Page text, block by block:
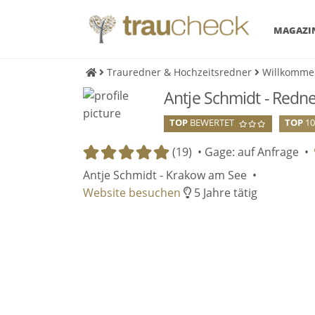
Trauredner & Hochzeitsredner
Antje Schmidt -
TOP BEWERTET TOP 10
(19) • Gage: auf Anfrage •
Antje Schmidt - Krakow am See •
Website besuchen
5 Jahre tätig